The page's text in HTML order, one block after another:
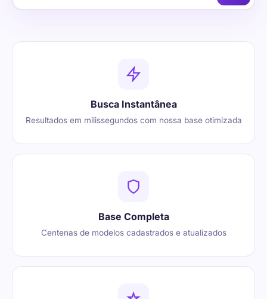
Busca Instantânea
Resultados em milissegundos com nossa base otimizada
Base Completa
Centenas de modelos cadastrados e atualizados